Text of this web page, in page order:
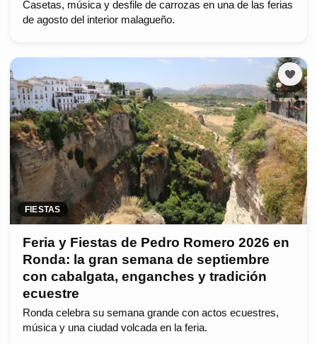
Casetas, música y desfile de carrozas en una de las ferias
de agosto del interior malagueño.
FIESTAS
Feria y Fiestas de Pedro Romero 2026 en
Ronda: la gran semana de septiembre
con cabalgata, enganches y tradición
ecuestre
Ronda celebra su semana grande con actos ecuestres,
música y una ciudad volcada en la feria.